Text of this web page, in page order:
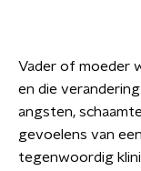
Vader of moeder
en die
angsten,
gevoelens van
tegenwoordig